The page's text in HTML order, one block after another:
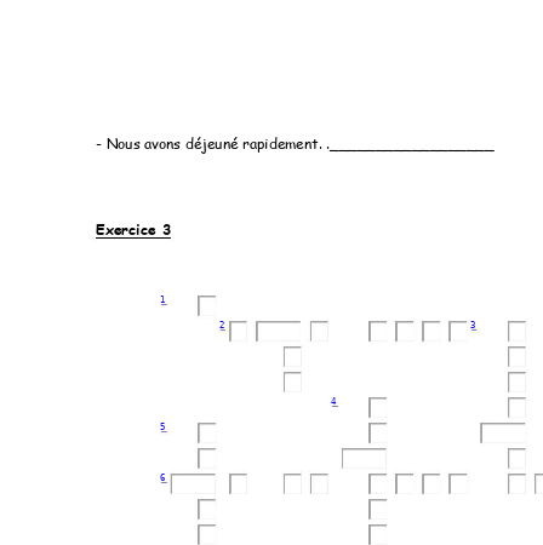
- Nous avons déjeuné rapidement. ._________________
Exercice 3
1
2
3
4
5
6